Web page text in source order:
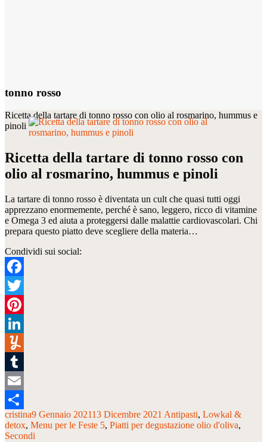
tonno rosso
Ricetta della tartare di tonno rosso con olio al rosmarino, hummus e
pinoli
Ricetta della tartare di tonno rosso con
olio al rosmarino, hummus e pinoli
La tartare di tonno rosso è diventata un cult che quasi tutti oggi
apprezzano enormemente, perché è sano, leggero, ricco di vitamine
e Omega 3 ed aiuta a proteggersi dalle malattie cardiovascolari. Chi
prepara questo piatto deve scegliere della materia…
Condividi sui social:
Facebook
Twitter
Pinterest
LinkedIn
Yummly
Tumblr
Email
Condividi
cristina9 Gennaio 202113 Dicembre 2021 Antipasti Lowkal &
detox Menu per le Feste 5 Piatti per degustazione olio d'oliva
Secondi